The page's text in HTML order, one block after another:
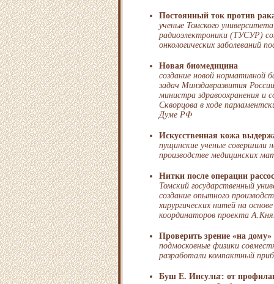
Постоянный ток против
ученые Томского
радиоэлектроники (ТУСУР)
онкологических заболеваний
Новая биомедицина
создание новой нормативной
задач Минздавразвития
министра здравоохранения и
Скворцова в ходе
Думе РФ
Искусственная кожа
пущинские ученые совершили
производстве медицинских
Нитки после операции
Томский государственный
создание опытного
хирургических нитей на
координаторов проекта
Проверить зрение «на дому»
подмосковные физики
разработали компактный
Буш Е. Инсульт: от